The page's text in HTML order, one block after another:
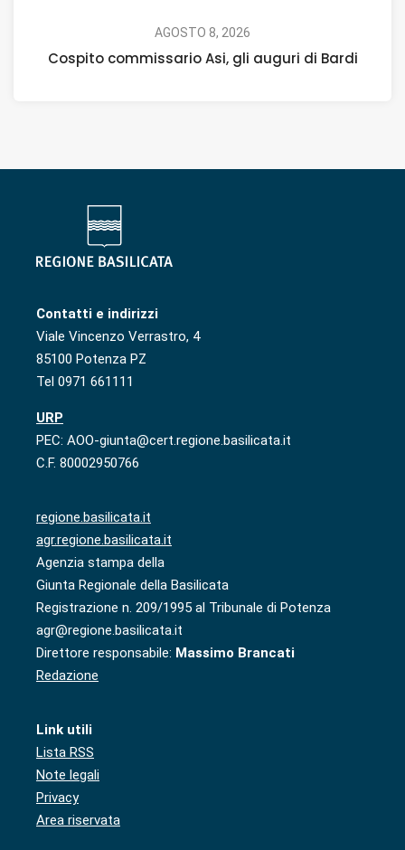
AGOSTO 8, 2026
Cospito commissario Asi, gli auguri di Bardi
Contatti e indirizzi
Viale Vincenzo Verrastro, 4
85100 Potenza PZ
Tel 0971 661111
URP
PEC: AOO-giunta@cert.regione.basilicata.it
C.F. 80002950766
regione.basilicata.it
agr.regione.basilicata.it
Agenzia stampa della
Giunta Regionale della Basilicata
Registrazione n. 209/1995 al Tribunale di Potenza
agr@regione.basilicata.it
Direttore responsabile: Massimo Brancati
Redazione
Link utili
Lista RSS
Note legali
Privacy
Area riservata